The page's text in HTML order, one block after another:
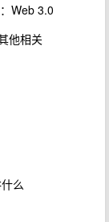
Web 3.0
他相关
么